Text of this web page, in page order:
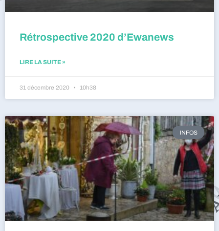
Rétrospective 2020 d’Ewanews
LIRE LA SUITE »
31 décembre 2020 10h38
INFOS